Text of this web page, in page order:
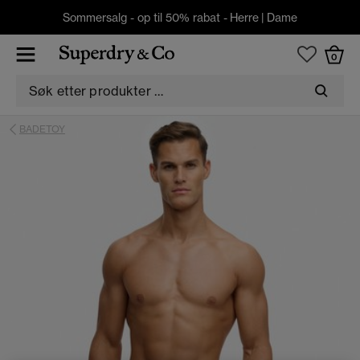
Sommersalg - op til 50% rabat - Herre | Dame
0
BADETOY